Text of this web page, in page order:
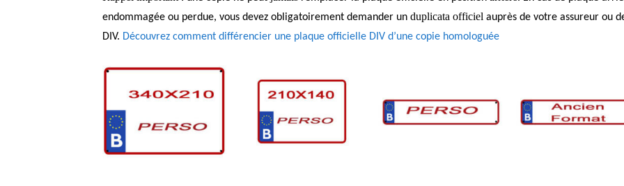
endommagée ou perdue, vous devez obligatoirement demander un duplicata officiel auprès de votre assureur ou
DIV. Découvrez comment différencier une plaque officielle DIV d’une copie homologuée